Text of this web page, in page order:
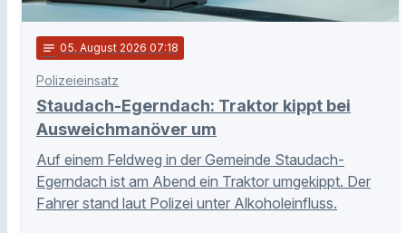
notes 05. August 2026 07:18
Polizeieinsatz
Staudach-Egerndach: Traktor kippt bei
Ausweichmanöver um
Auf einem Feldweg in der Gemeinde Staudach-
Egerndach ist am Abend ein Traktor umgekippt. Der
Fahrer stand laut Polizei unter Alkoholeinfluss.